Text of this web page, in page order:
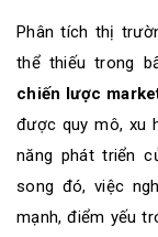
Phân tích thị
thể thiếu trong
chiến lược
được quy mô, xu
năng phát triển
song đó, việc
mạnh, điểm yếu